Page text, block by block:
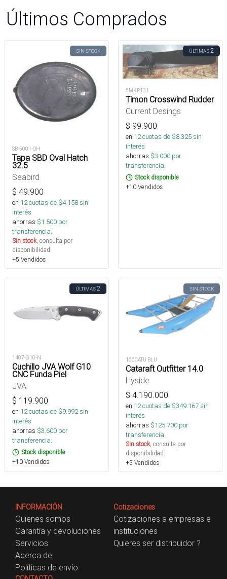
Últimos Comprados
SIN STOCK
SB-5001-OH
Tapa SBD Oval Hatch
32.5
Seabird
$ 49.900
en 12cuotas de $4.158sin
interés
ahorras $1.500 por
transferencia.
Sin stock, consulta por
disponibilidad.
+5 Vendidos
ÚLTIMAS2
6MKP131
Timon Crosswind Rudder
Current Desings
$ 99.900
en 12cuotas de $8.325sin
interés
ahorras $3.000 por
transferencia.
Stock disponible
+10 Vendidos
ÚLTIMAS2
1407-G10-N
Cuchillo JVA Wolf G10
CNC Funda Piel
JVA
$ 119.900
en 12cuotas de $9.992sin
interés
ahorras $3.600 por
transferencia.
Stock disponible
+10 Vendidos
SIN STOCK
166CATU BLU
Cataraft Outfitter 14.0
Hyside
$ 4.190.000
en 12cuotas de $349.167sin
interés
ahorras $125.700 por
transferencia.
Sin stock, consulta por
disponibilidad.
+5 Vendidos
INFORMACIÓN
Quienes somos
Garantía y devoluciones
Servicios
Acerca de
Políticas de envío
Cotizaciones
Cotizaciones a empresas e
instituciones
Quieres ser distribuidor ?